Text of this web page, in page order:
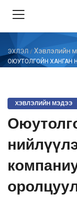
ЭХЛЭЛ / Хэвлэлийн
ОЮУТОЛГОЙН ХАНГАН
ХЭВЛЭЛИЙН МЭДЭЭ